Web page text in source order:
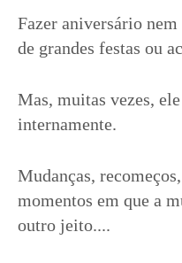
Fazer aniversário
de grandes festas ou
Mas, muitas vezes,
internamente.
Mudanças,
momentos em que a
outro jeito....